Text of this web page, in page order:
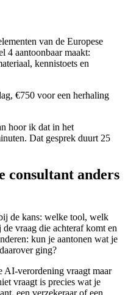
van de Europese
4 aantoonbaar maakt:
kennistoets en
€750 voor een herhaling
hoor ik dat in het
Dat gesprek duurt 25
consultant anders
de kans: welke tool, welk
vraag die achteraf komt en
kun je aantonen wat je
ging?
AI-verordening vraagt maar
vraagt is precies wat je